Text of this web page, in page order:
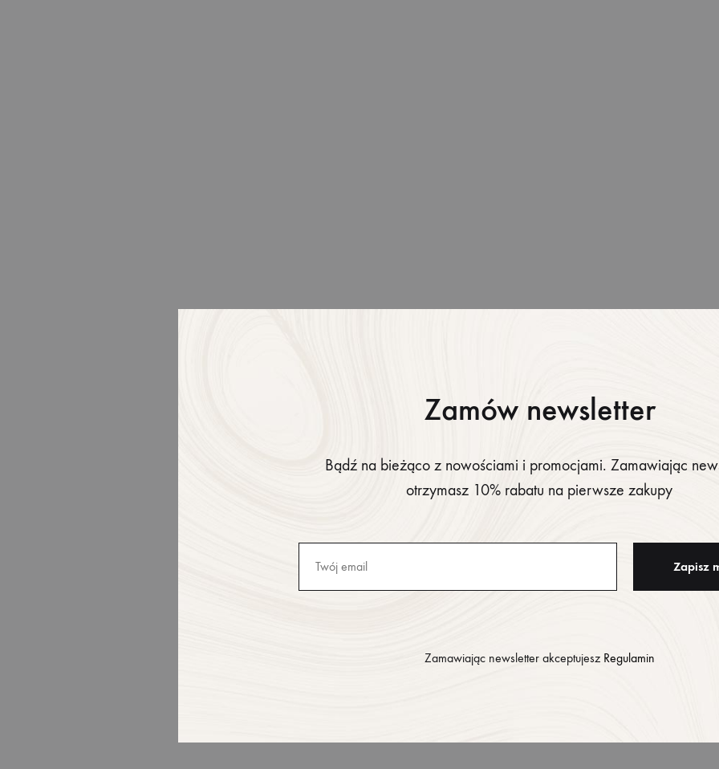
FASHION
The French Skincare Secret You
Zamów newsletter
Bądź na bieżąco z nowościami i promocjami. Zamawiając
otrzymasz 10% rabatu na pierwsze zakupy
Zamawiając newsletter akceptujesz Regulamin